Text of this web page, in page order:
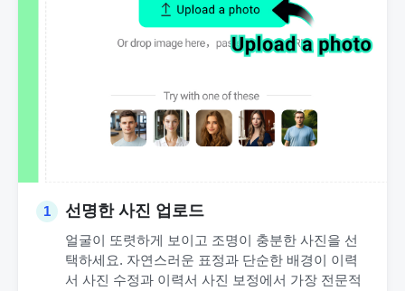
1 선명한 사진 업로드
얼굴이 또렷하게 보이고 조명이 충분한 사진을 선
택하세요. 자연스러운 표정과 단순한 배경이 이력
서 사진 수정과 이력서 사진 보정에서 가장 전문적